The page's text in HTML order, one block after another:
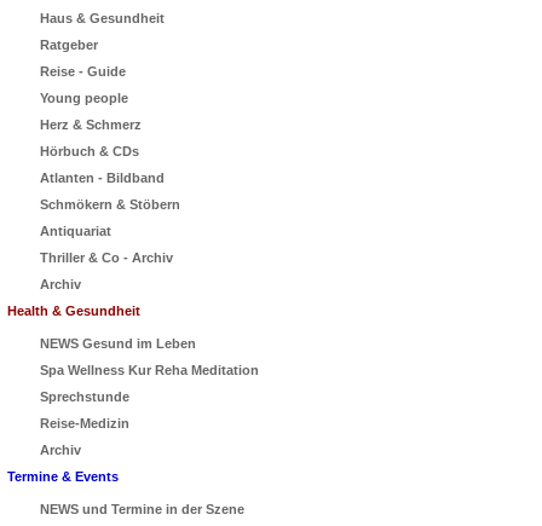
Haus & Gesundheit
Ratgeber
Reise - Guide
Young people
Herz & Schmerz
Hörbuch & CDs
Atlanten - Bildband
Schmökern & Stöbern
Antiquariat
Thriller & Co - Archiv
Archiv
Health & Gesundheit
NEWS Gesund im Leben
Spa Wellness Kur Reha Meditation
Sprechstunde
Reise-Medizin
Archiv
Termine & Events
NEWS und Termine in der Szene